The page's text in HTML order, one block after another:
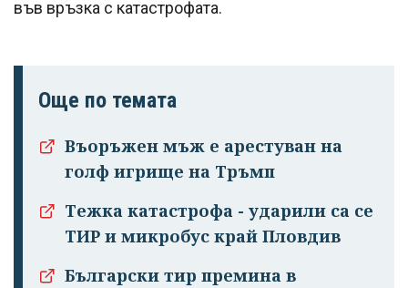
Успешно
излязохте от
профила си!
във връзка с катастрофата.
Още по темата
Въоръжен мъж е арестуван на
голф игрище на Тръмп
Тежка катастрофа - ударили са се
ТИР и микробус край Пловдив
Български тир премина в